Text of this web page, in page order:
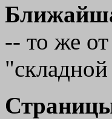
-- то же